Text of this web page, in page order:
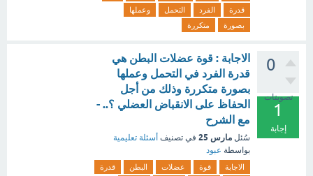
قدرة
الفرد التحمل
وعملها
بصورة
متكررة
0
تصويتات
1
إجابة
الاجابة : قوة عضلات البطن هي
قدرة الفرد في التحمل وعملها
بصورة متكررة وذلك من أجل
الحفاظ على الانقباض العضلي ؟.. -
مع الشرح
سُئل مارس 25 في تصنيف أسئلة تعليمية
بواسطة عبود
الاجابة قوة عضلات البطن
قدرة